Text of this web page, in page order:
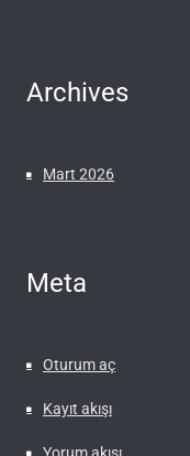
Archives
Mart 2026
Meta
Oturum aç
Kayıt akışı